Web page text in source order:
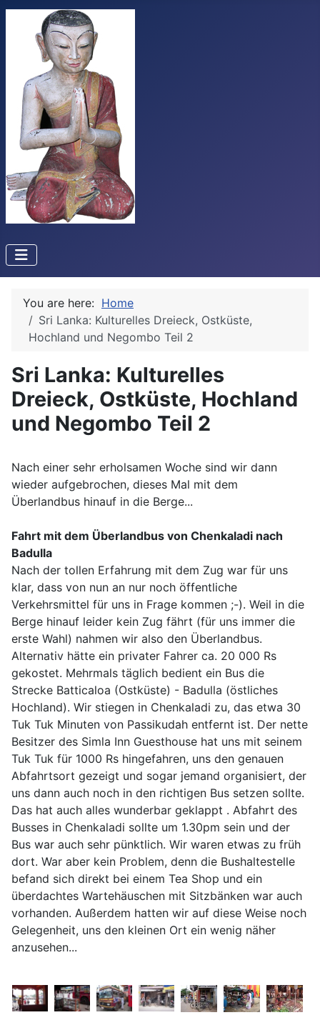
You are here: Home
Sri Lanka: Kulturelles Dreieck, Ostküste,
Hochland und Negombo Teil 2
Sri Lanka: Kulturelles
Dreieck, Ostküste, Hochland
und Negombo Teil 2
Nach einer sehr erholsamen Woche sind wir dann
wieder aufgebrochen, dieses Mal mit dem
Überlandbus hinauf in die Berge...
Fahrt mit dem Überlandbus von Chenkaladi nach
Badulla
Nach der tollen Erfahrung mit dem Zug war für uns
klar, dass von nun an nur noch öffentliche
Verkehrsmittel für uns in Frage kommen ;-). Weil in die
Berge hinauf leider kein Zug fährt (für uns immer die
erste Wahl) nahmen wir also den Überlandbus.
Alternativ hätte ein privater Fahrer ca. 20 000 Rs
gekostet. Mehrmals täglich bedient ein Bus die
Strecke Batticaloa (Ostküste) - Badulla (östliches
Hochland). Wir stiegen in Chenkaladi zu, das etwa 30
Tuk Tuk Minuten von Passikudah entfernt ist. Der nette
Besitzer des Simla Inn Guesthouse hat uns mit seinem
Tuk Tuk für 1000 Rs hingefahren, uns den genauen
Abfahrtsort gezeigt und sogar jemand organisiert, der
uns dann auch noch in den richtigen Bus setzen sollte.
Das hat auch alles wunderbar geklappt . Abfahrt des
Busses in Chenkaladi sollte um 1.30pm sein und der
Bus war auch sehr pünktlich. Wir waren etwas zu früh
dort. War aber kein Problem, denn die Bushaltestelle
befand sich direkt bei einem Tea Shop und ein
überdachtes Wartehäuschen mit Sitzbänken war auch
vorhanden. Außerdem hatten wir auf diese Weise noch
Gelegenheit, uns den kleinen Ort ein wenig näher
anzusehen...